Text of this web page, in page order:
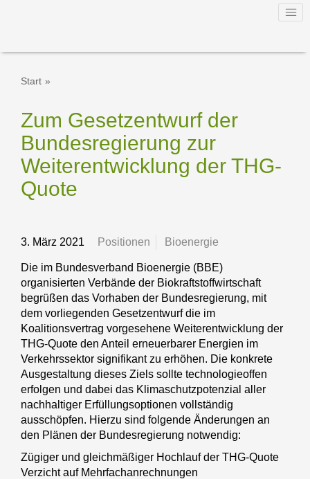
Start
Zum Gesetzentwurf der
Bundesregierung zur
Weiterentwicklung der THG-
Quote
3. März 2021 Positionen Bioenergie
Die im Bundesverband Bioenergie (BBE)
organisierten Verbände der Biokraftstoffwirtschaft
begrüßen das Vorhaben der Bundesregierung, mit
dem vorliegenden Gesetzentwurf die im
Koalitionsvertrag vorgesehene Weiterentwicklung der
THG-Quote den Anteil erneuerbarer Energien im
Verkehrssektor signifikant zu erhöhen. Die konkrete
Ausgestaltung dieses Ziels sollte technologieoffen
erfolgen und dabei das Klimaschutzpotenzial aller
nachhaltiger Erfüllungsoptionen vollständig
ausschöpfen. Hierzu sind folgende Änderungen an
den Plänen der Bundesregierung notwendig:
Zügiger und gleichmäßiger Hochlauf der THG-Quote
Verzicht auf Mehrfachanrechnungen